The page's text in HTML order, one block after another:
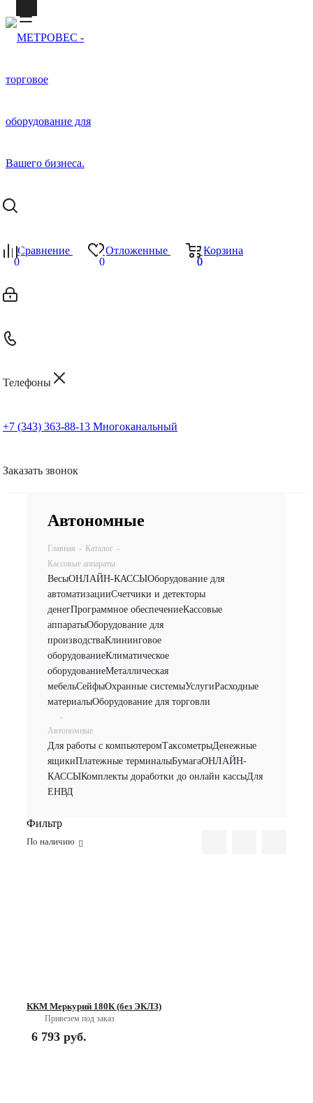
Сравнение
0
Отложенные
0
Корзина
0
0
Телефоны
+7 (343) 363-88-13 Многоканальный
Заказать звонок
Автономные
Главная - Каталог -
Кассовые аппараты
ВесыОНЛАЙН-КАССЫОборудование для
автоматизацииСчетчики и детекторы
денегПрограммное обеспечениеКассовые
аппаратыОборудование для
производстваКлининговое
оборудованиеКлиматическое
оборудованиеМеталлическая
мебельСейфыОхранные системыУслугиРасходные
материалыОборудование для торговли
-
Автономные
Для работы с компьютеромТаксометрыДенежные
ящикиПлатежные терминалыБумагаОНЛАЙН-
КАССЫКомплекты доработки до онлайн кассыДля
ЕНВД
Фильтр
По наличию
ККМ Меркурий 180К (без ЭКЛЗ)
Привезем под заказ
6 793 руб.